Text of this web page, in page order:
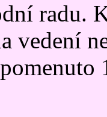
radu.
vedení